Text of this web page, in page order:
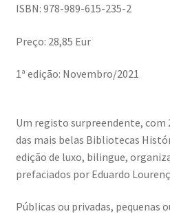
Playboy World, de Ana Dias
Resultados do Concurso de
Ring Portraits Project (teste
ISBN: 978-989-615-235-2
Preço: 28,85 Eur
1ª edição: Novembro/2021
Um registo surpreendente, com
das mais belas Bibliotecas
edição de luxo, bilingue,
prefaciados por Eduardo
Públicas ou privadas, pequenas